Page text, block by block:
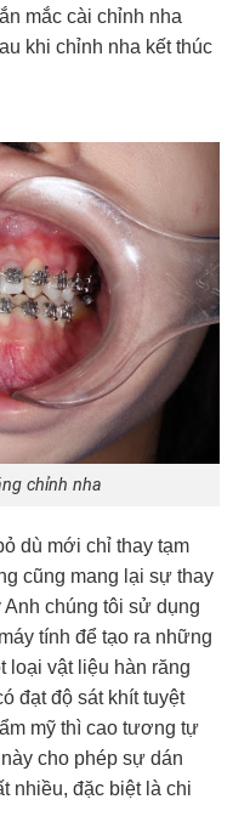
mắc cài chỉnh nha
khi chỉnh nha kết thúc
chỉnh nha
dù mới chỉ thay tạm
cũng mang lại sự thay
chúng tôi sử dụng
tính để tạo ra những
loại vật liệu hàn răng
đạt độ sát khít tuyệt
mỹ thì cao tương tự
cho phép sự dán
nhiều, đặc biệt là chi